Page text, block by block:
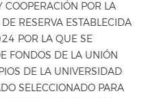
COOPERACIÓN POR LA
RESERVA ESTABLECIDA
POR LA QUE SE
FONDOS DE LA UNIÓN
DE LA UNIVERSIDAD
SELECCIONADO PARA